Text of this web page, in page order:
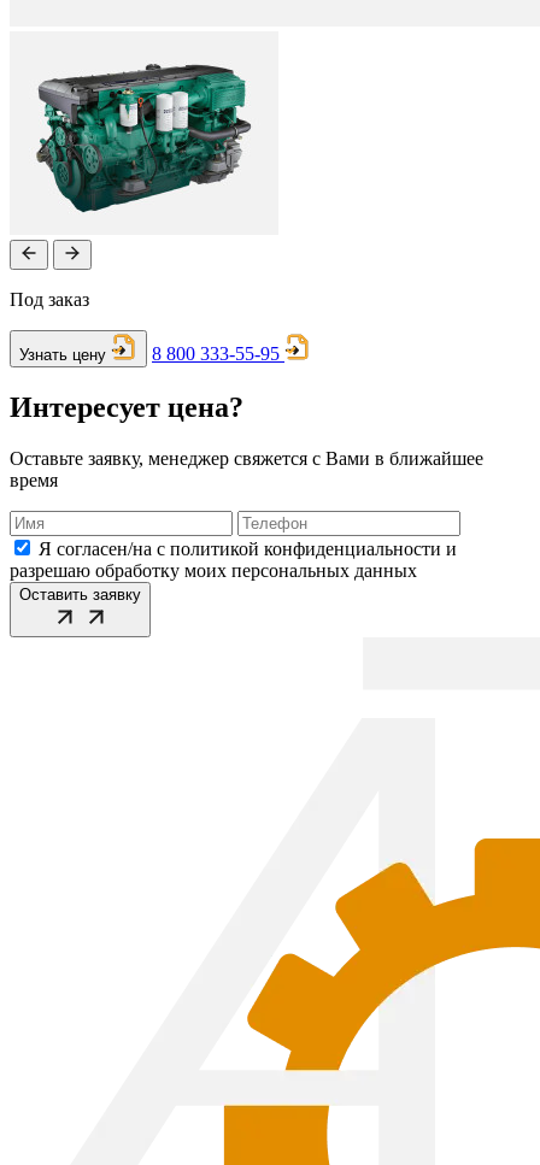
Под заказ
Узнать цену 8 800 333-55-95
Интересует цена?
Оставьте заявку, менеджер свяжется с Вами в ближайшее
время
Я согласен/на с политикой конфиденциальности и
разрешаю обработку моих персональных данных
Оставить заявку